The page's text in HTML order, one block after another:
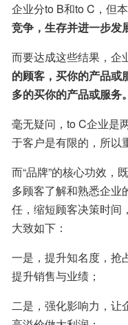
企业分to B和to C，但
竞争，生存并进一步发
而要达成这些结果，企
的顾客，买你的产品或
多的买你的产品或服务。
毫无疑问，to C企业是
于客户是有限的，所以
而“品牌”的核心功效，
多顾客了解和熟悉企业
任，缩短顾客决策时间
大致如下：
一是，提升知名度，抢
提升销售与业绩；
二是，强化影响力，让